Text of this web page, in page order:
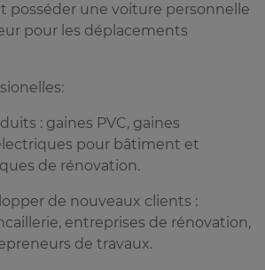
posséder une voiture personnelle
pour les déplacements
: gaines PVC, gaines
pour bâtiment et
de rénovation.
de nouveaux clients :
entreprises de rénovation,
de travaux.